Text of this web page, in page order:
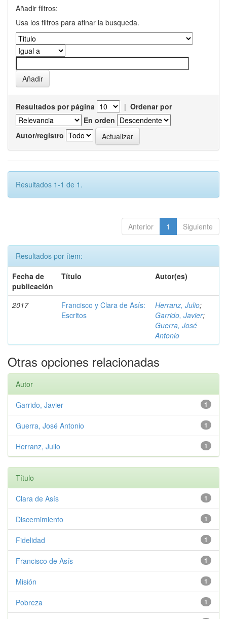
Añadir filtros:
Usa los filtros para afinar la busqueda.
Resultados por página | Ordenar por
En orden
Autor/registro
Resultados 1-1 de 1.
Anterior 1 Siguiente
Resultados por ítem:
Fecha de
publicación
Título Autor(es)
2017
Francisco y Clara de Asís:
Escritos
Herranz, Julio;
Garrido, Javier;
Guerra, José
Antonio
Otras opciones relacionadas
Autor
1
Garrido, Javier
1
Guerra, José Antonio
1
Herranz, Julio
Título
1
Clara de Asís
1
Discernimiento
1
Fidelidad
1
Francisco de Asís
1
Misión
1
Pobreza